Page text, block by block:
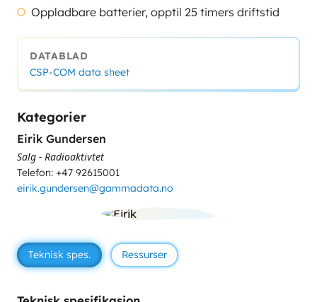
Oppladbare batterier, opptil 25 timers driftstid
DATABLAD
CSP-COM data sheet
Kategorier
Eirik Gundersen
Salg - Radioaktivtet
Telefon: +47 92615001
eirik.gundersen@gammadata.no
Teknisk spes. Ressurser